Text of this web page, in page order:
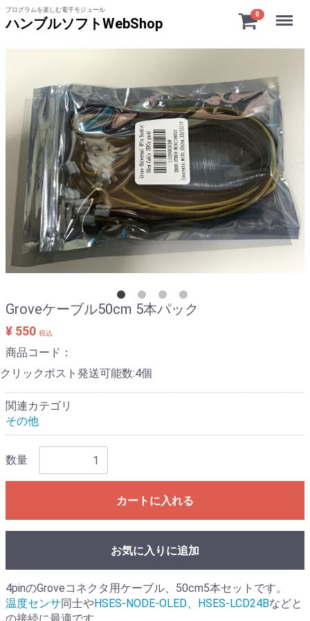
プログラムを楽しむ電子モジュール
ハンブルソフトWebShop
0 Menu
Groveケーブル50cm 5本パック
¥ 550 税込
商品コード：
クリックポスト発送可能数:4個
関連カテゴリ
その他
数量
カートに入れる
お気に入りに追加
4pinのGroveコネクタ用ケーブル、50cm5本セットです。
温度センサ同士やHSES-NODE-OLED、 HSES-LCD24Bなどと